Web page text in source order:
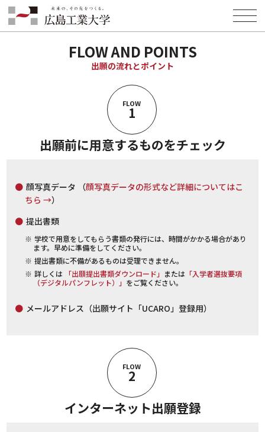
HOME 入試情報 出願の流れとポイント
FLOW AND POINTS
出願の流れとポイント
FLOW
1
出願前に用意するものをチェック
顔写真データ （顔写真データの形式など詳細についてはこ
ちら →）
提出書類
学校で用意をしてもらう書類の発行には、時間がかかる場合があり
ます。早めに準備をしてください。
提出書類に不備があるものは受理できません。
詳しくは 「出願提出書類ダウンロード」 または 「入学者選抜要項
（デジタルパンフレット）」 をご覧ください。
メールアドレス（出願サイト「UCARO」登録用）
FLOW
2
インターネット出願登録